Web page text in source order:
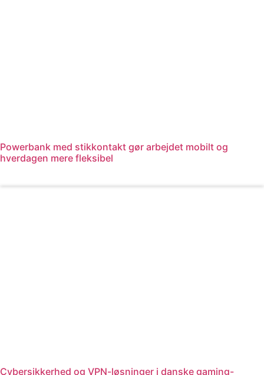
Powerbank med stikkontakt gør arbejdet mobilt og
hverdagen mere fleksibel
Cybersikkerhed og VPN-løsninger i danske gaming-